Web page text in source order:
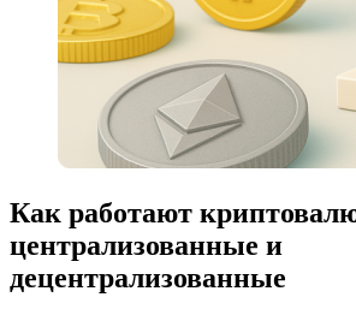
Как работают
централизованные и
децентрализованные